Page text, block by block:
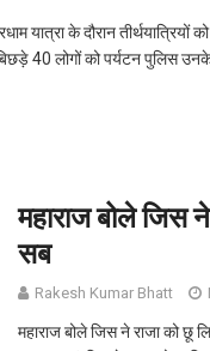
यात्रा के दौरान तीर्थयात्रियों
40 लोगों को पर्यटन पुलिस
महाराज बोले जिस
सब
Rakesh Kumar Bhatt
महाराज बोले जिस ने राजा को छू